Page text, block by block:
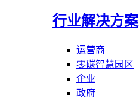
行业解决方案
运营商
零碳智慧园区
企业
政府